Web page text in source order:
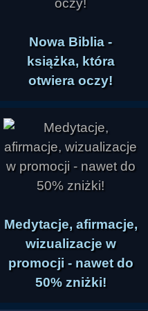
Nowa Biblia -
książka, która
otwiera oczy!
Medytacje, afirmacje,
wizualizacje w
promocji - nawet do
50% zniżki!